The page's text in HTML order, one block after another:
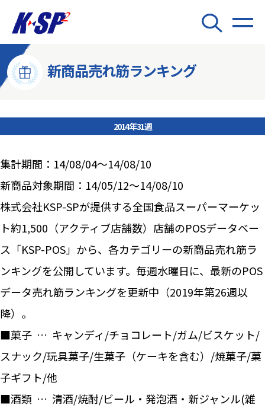
新商品売れ筋ランキング
2014年31週
集計期間：14/08/04～14/08/10
新商品対象期間：14/05/12～14/08/10
株式会社KSP-SPが提供する全国食品スーパーマーケッ
ト約1,500（アクティブ店舗数）店舗のPOSデータベー
ス「KSP-POS」から、各カテゴリーの新商品売れ筋ラ
ンキングを公開しています。毎週水曜日に、最新のPOS
データ売れ筋ランキングを更新中（2019年第26週以
降）。
■菓子 … キャンディ/チョコレート/ガム/ビスケット/
スナック/玩具菓子/生菓子（ケーキを含む）/焼菓子/菓
子ギフト/他
■酒類 … 清酒/焼酎/ビール・発泡酒・新ジャンル(雑